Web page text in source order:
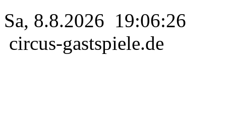
Sa, 8.8.2026 19:06:26
circus-gastspiele.de